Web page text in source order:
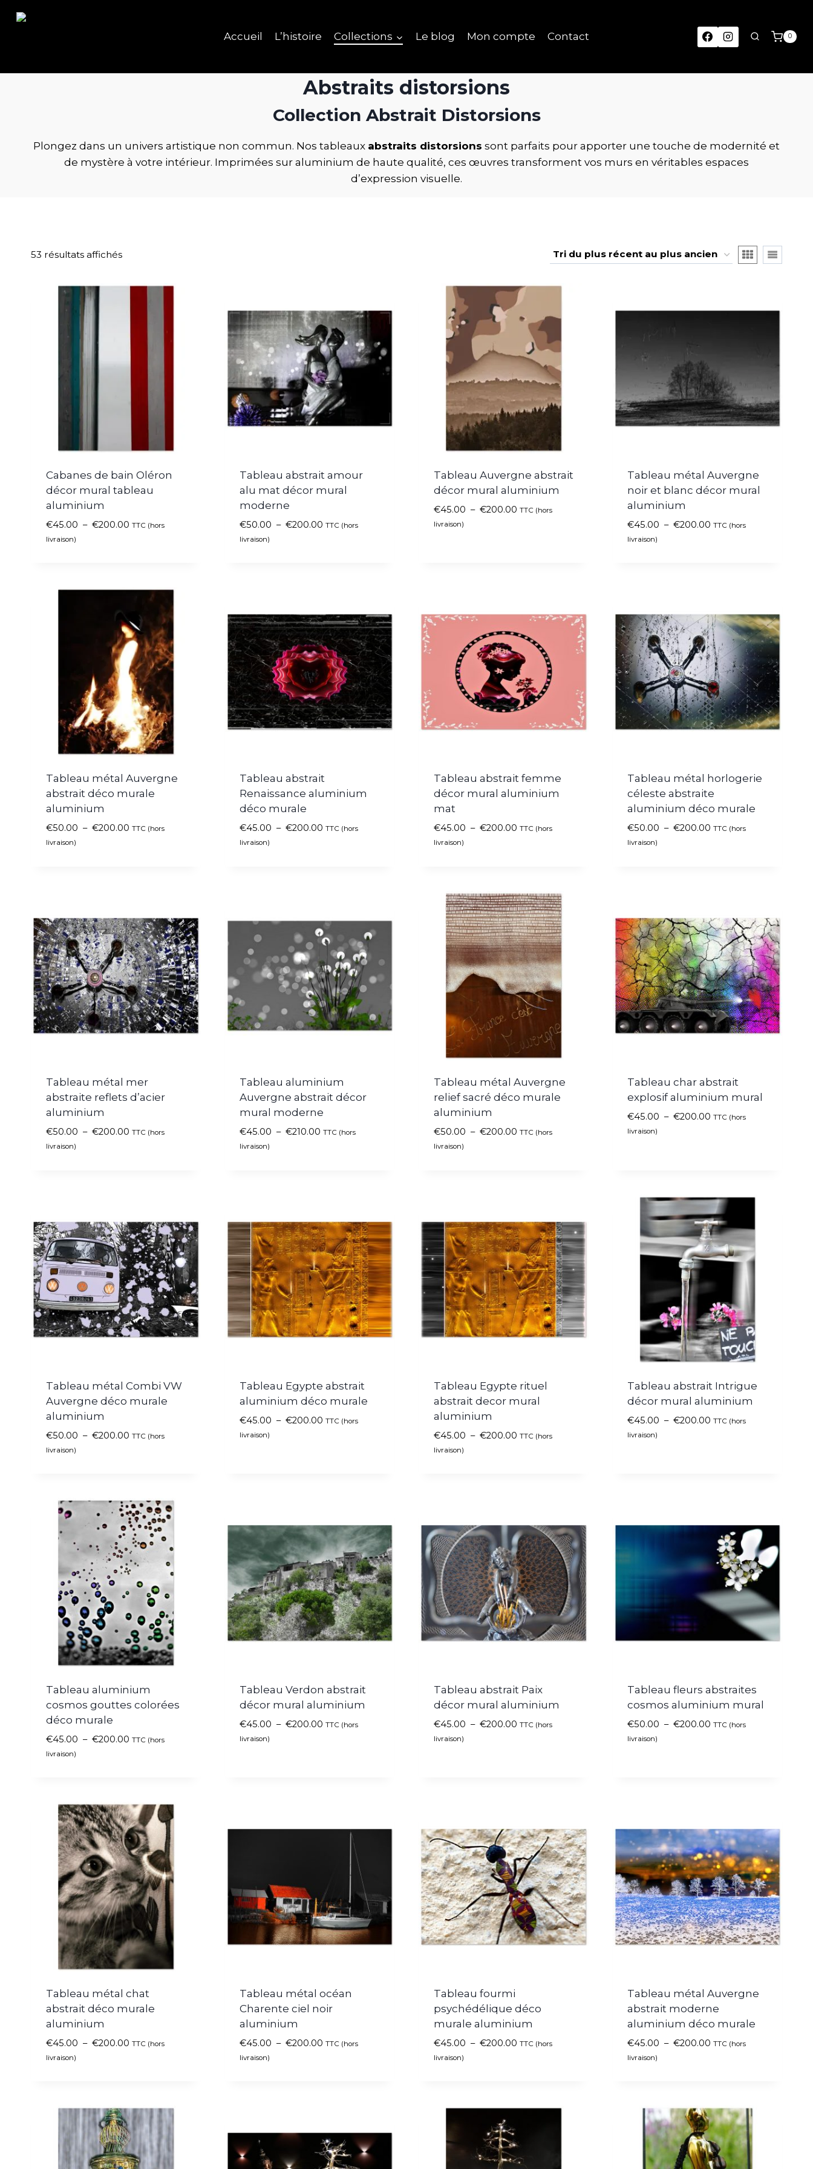
Accueil L’histoire Collections Le blog Mon compte Contact 0
Abstraits distorsions
Collection Abstrait Distorsions
Plongez dans un univers artistique non commun. Nos tableaux abstraits distorsions sont parfaits pour apporter une touche de modernité et
de mystère à votre intérieur. Imprimées sur aluminium de haute qualité, ces œuvres transforment vos murs en véritables espaces
d’expression visuelle.
53 résultats affichés
Cabanes de bain Oléron
décor mural tableau
aluminium
€45.00 – €200.00 TTC (hors
livraison)
Tableau abstrait amour
alu mat décor mural
moderne
€50.00 – €200.00 TTC (hors
livraison)
Tableau Auvergne abstrait
décor mural aluminium
€45.00 – €200.00 TTC (hors
livraison)
Tableau métal Auvergne
noir et blanc décor mural
aluminium
€45.00 – €200.00 TTC (hors
livraison)
Tableau métal Auvergne
abstrait déco murale
aluminium
€50.00 – €200.00 TTC (hors
livraison)
Tableau abstrait
Renaissance aluminium
déco murale
€45.00 – €200.00 TTC (hors
livraison)
Tableau abstrait femme
décor mural aluminium
mat
€45.00 – €200.00 TTC (hors
livraison)
Tableau métal horlogerie
céleste abstraite
aluminium déco murale
€50.00 – €200.00 TTC (hors
livraison)
Tableau métal mer
abstraite reflets d’acier
aluminium
€50.00 – €200.00 TTC (hors
livraison)
Tableau aluminium
Auvergne abstrait décor
mural moderne
€45.00 – €210.00 TTC (hors
livraison)
Tableau métal Auvergne
relief sacré déco murale
aluminium
€50.00 – €200.00 TTC (hors
livraison)
Tableau char abstrait
explosif aluminium mural
€45.00 – €200.00 TTC (hors
livraison)
Tableau métal Combi VW
Auvergne déco murale
aluminium
€50.00 – €200.00 TTC (hors
livraison)
Tableau Egypte abstrait
aluminium déco murale
€45.00 – €200.00 TTC (hors
livraison)
Tableau Egypte rituel
abstrait decor mural
aluminium
€45.00 – €200.00 TTC (hors
livraison)
Tableau abstrait Intrigue
décor mural aluminium
€45.00 – €200.00 TTC (hors
livraison)
Tableau aluminium
cosmos gouttes colorées
déco murale
€45.00 – €200.00 TTC (hors
livraison)
Tableau Verdon abstrait
décor mural aluminium
€45.00 – €200.00 TTC (hors
livraison)
Tableau abstrait Paix
décor mural aluminium
€45.00 – €200.00 TTC (hors
livraison)
Tableau fleurs abstraites
cosmos aluminium mural
€50.00 – €200.00 TTC (hors
livraison)
Tableau métal chat
abstrait déco murale
aluminium
€45.00 – €200.00 TTC (hors
livraison)
Tableau métal océan
Charente ciel noir
aluminium
€45.00 – €200.00 TTC (hors
livraison)
Tableau fourmi
psychédélique déco
murale aluminium
€45.00 – €200.00 TTC (hors
livraison)
Tableau métal Auvergne
abstrait moderne
aluminium déco murale
€45.00 – €200.00 TTC (hors
livraison)